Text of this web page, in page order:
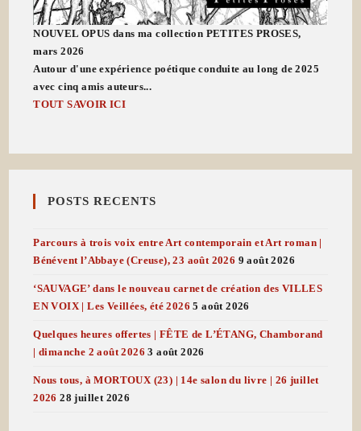
NOUVEL OPUS dans ma collection PETITES PROSES,
mars 2026
Autour d'une expérience poétique conduite au long de 2025
avec cinq amis auteurs...
TOUT SAVOIR ICI
POSTS RECENTS
Parcours à trois voix entre Art contemporain et Art roman |
Bénévent l’Abbaye (Creuse), 23 août 2026 9 août 2026
‘SAUVAGE’ dans le nouveau carnet de création des VILLES
EN VOIX | Les Veillées, été 2026 5 août 2026
Quelques heures offertes | FÊTE de L’ÉTANG, Chamborand
| dimanche 2 août 2026 3 août 2026
Nous tous, à MORTOUX (23) | 14e salon du livre | 26 juillet
2026 28 juillet 2026